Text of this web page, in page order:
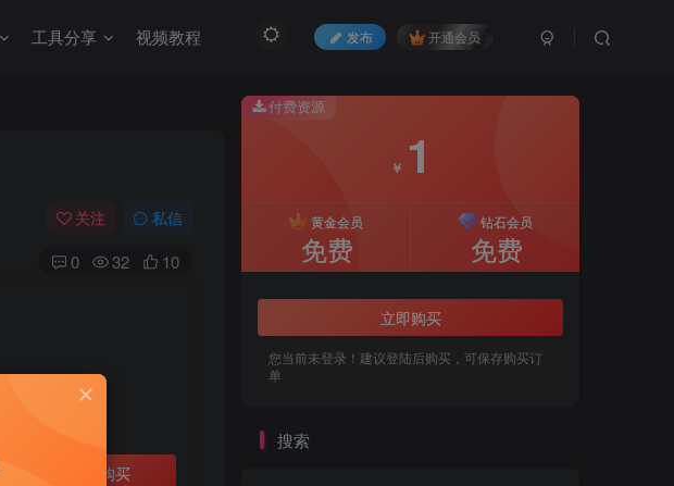
发布 开通会员
工具分享 视频教程
关注 私信
0 32 10
立即购买
付费资源
￥ 1
黄金会员
免费
钻石会员
免费
立即购买
您当前未登录！建议登陆后购买，可保存购买订
单
搜索